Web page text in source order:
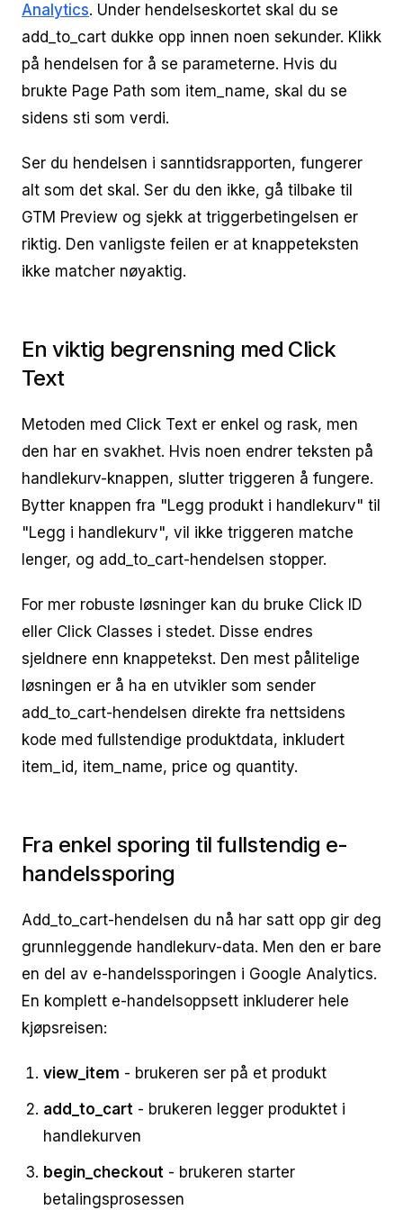
Analytics. Under hendelseskortet skal du se
add_to_cart dukke opp innen noen sekunder. Klikk
på hendelsen for å se parameterne. Hvis du
brukte Page Path som item_name, skal du se
sidens sti som verdi.
Ser du hendelsen i sanntidsrapporten, fungerer
alt som det skal. Ser du den ikke, gå tilbake til
GTM Preview og sjekk at triggerbetingelsen er
riktig. Den vanligste feilen er at knappeteksten
ikke matcher nøyaktig.
En viktig begrensning med Click
Text
Metoden med Click Text er enkel og rask, men
den har en svakhet. Hvis noen endrer teksten på
handlekurv-knappen, slutter triggeren å fungere.
Bytter knappen fra "Legg produkt i handlekurv" til
"Legg i handlekurv", vil ikke triggeren matche
lenger, og add_to_cart-hendelsen stopper.
For mer robuste løsninger kan du bruke Click ID
eller Click Classes i stedet. Disse endres
sjeldnere enn knappetekst. Den mest pålitelige
løsningen er å ha en utvikler som sender
add_to_cart-hendelsen direkte fra nettsidens
kode med fullstendige produktdata, inkludert
item_id, item_name, price og quantity.
Fra enkel sporing til fullstendig e-
handelssporing
Add_to_cart-hendelsen du nå har satt opp gir deg
grunnleggende handlekurv-data. Men den er bare
en del av e-handelssporingen i Google Analytics.
En komplett e-handelsoppsett inkluderer hele
kjøpsreisen:
view_item - brukeren ser på et produkt
add_to_cart - brukeren legger produktet i
handlekurven
begin_checkout - brukeren starter
betalingsprosessen